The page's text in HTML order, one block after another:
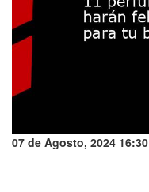
07 de Agosto, 2024 16:30